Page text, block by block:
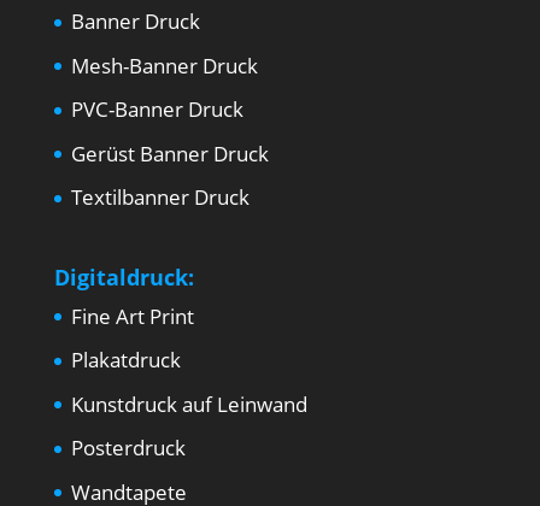
Banner Druck
Mesh-Banner Druck
PVC-Banner Druck
Gerüst Banner Druck
Textilbanner Druck
Digitaldruck:
Fine Art Print
Plakatdruck
Kunstdruck auf Leinwand
Posterdruck
Wandtapete